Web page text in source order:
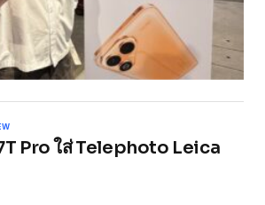
Pro ใส่ Telephoto Leica